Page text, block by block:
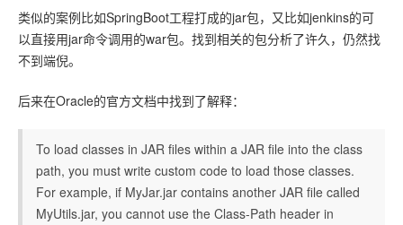
类似的案例比如SpringBoot工程打成的jar包，又比如jenkins的可
以直接用jar命令调用的war包。找到相关的包分析了许久，仍然找
不到端倪。
后来在Oracle的官方文档中找到了解释：
To load classes in JAR files within a JAR file into the class
path, you must write custom code to load those classes.
For example, if MyJar.jar contains another JAR file called
MyUtils.jar, you cannot use the Class-Path header in